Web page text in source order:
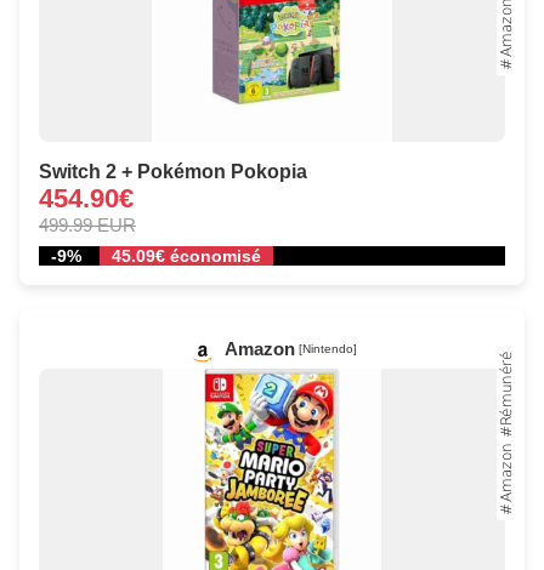
Switch 2 + Pokémon Pokopia
454.90€
499.99 EUR
-9% 45.09€ économisé
Amazon [Nintendo]